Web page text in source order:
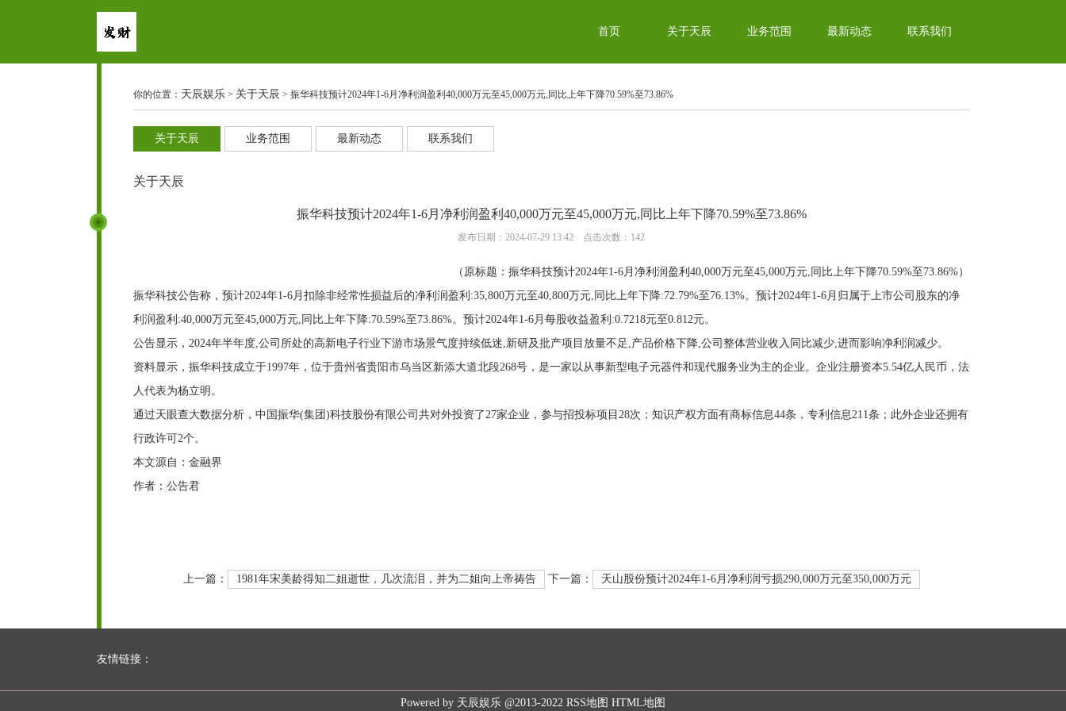
首页 关于天辰 业务范围 最新动态 联系我们
你的位置： 天辰娱乐 > 关于天辰 > 振华科技预计2024年1-6月净利润盈利40,000万元至45,000万元,同比上年下降70.59%至73.86%
关于天辰 业务范围 最新动态 联系我们
关于天辰
振华科技预计2024年1-6月净利润盈利40,000万元至45,000万元,同比上年下降70.59%至73.86%
发布日期：2024-07-29 13:42 点击次数：142
（原标题：振华科技预计2024年1-6月净利润盈利40,000万元至45,000万元,同比上年下降70.59%至73.86%）
振华科技公告称，预计2024年1-6月扣除非经常性损益后的净利润盈利:35,800万元至40,800万元,同比上年下降:72.79%至76.13%。预计2024年1-6月归属于上市公司股东的净
利润盈利:40,000万元至45,000万元,同比上年下降:70.59%至73.86%。预计2024年1-6月每股收益盈利:0.7218元至0.812元。
公告显示，2024年半年度,公司所处的高新电子行业下游市场景气度持续低迷,新研及批产项目放量不足,产品价格下降,公司整体营业收入同比减少,进而影响净利润减少。
资料显示，振华科技成立于1997年，位于贵州省贵阳市乌当区新添大道北段268号，是一家以从事新型电子元器件和现代服务业为主的企业。企业注册资本5.54亿人民币，法
人代表为杨立明。
通过天眼查大数据分析，中国振华(集团)科技股份有限公司共对外投资了27家企业，参与招投标项目28次；知识产权方面有商标信息44条，专利信息211条；此外企业还拥有
行政许可2个。
本文源自：金融界
作者：公告君
上一篇： 1981年宋美龄得知二姐逝世，几次流泪，并为二姐向上帝祷告 下一篇： 天山股份预计2024年1-6月净利润亏损290,000万元至350,000万元
友情链接：
Powered by 天辰娱乐 @2013-2022 RSS地图 HTML地图